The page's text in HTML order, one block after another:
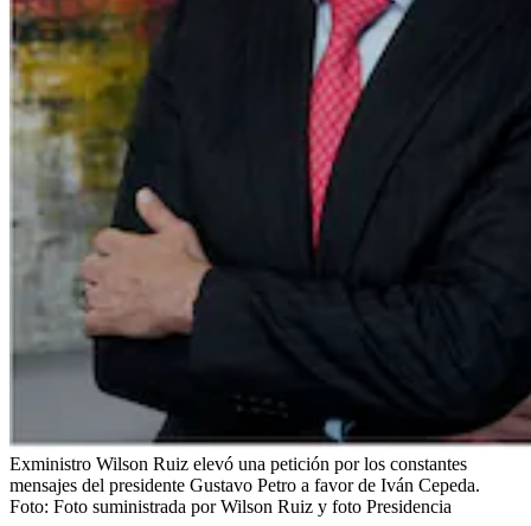
Exministro Wilson Ruiz elevó una petición por los constantes
mensajes del presidente Gustavo Petro a favor de Iván Cepeda.
Foto: Foto suministrada por Wilson Ruiz y foto Presidencia